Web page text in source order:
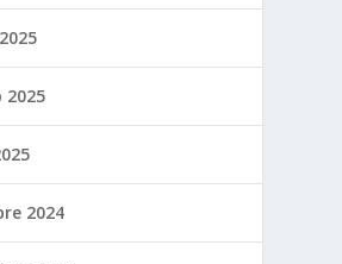
2024